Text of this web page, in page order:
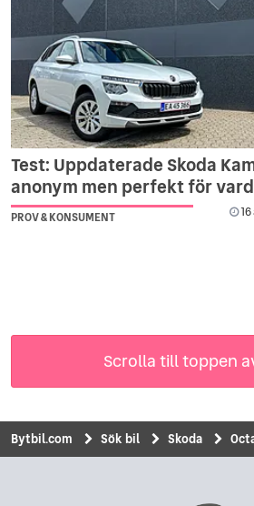
Test: Uppdaterade Skoda
anonym men perfekt för
PROV & KONSUMENT 16
Scrolla till toppen
Bytbil.com Sök bil Skoda